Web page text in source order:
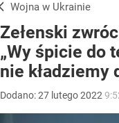
Wojna w Ukrainie
Zełenski
„Wy śpicie do
nie kładziemy
Dodano:27 lutego2022